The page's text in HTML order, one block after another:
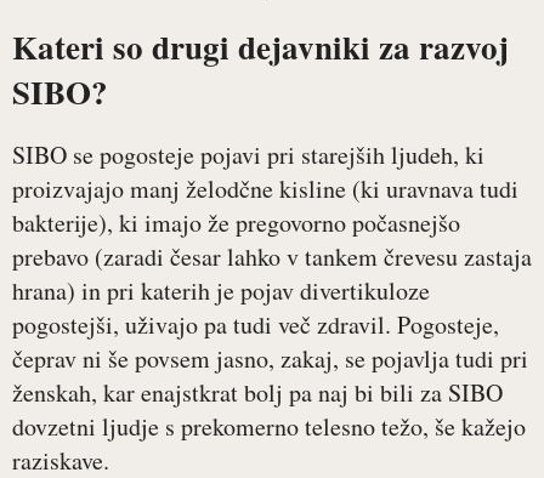
Kateri so drugi dejavniki za razvoj
SIBO?
SIBO se pogosteje pojavi pri starejših ljudeh, ki
proizvajajo manj želodčne kisline (ki uravnava tudi
bakterije), ki imajo že pregovorno počasnejšo
prebavo (zaradi česar lahko v tankem črevesu zastaja
hrana) in pri katerih je pojav divertikuloze
pogostejši, uživajo pa tudi več zdravil. Pogosteje,
čeprav ni še povsem jasno, zakaj, se pojavlja tudi pri
ženskah, kar enajstkrat bolj pa naj bi bili za SIBO
dovzetni ljudje s prekomerno telesno težo, še kažejo
raziskave.